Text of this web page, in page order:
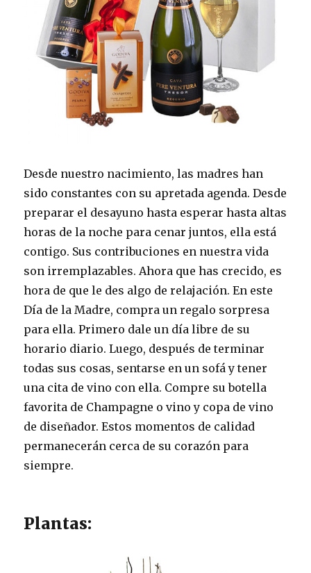
Desde nuestro nacimiento, las madres han
sido constantes con su apretada agenda. Desde
preparar el desayuno hasta esperar hasta altas
horas de la noche para cenar juntos, ella está
contigo. Sus contribuciones en nuestra vida
son irremplazables. Ahora que has crecido, es
hora de que le des algo de relajación. En este
Día de la Madre, compra un regalo sorpresa
para ella. Primero dale un día libre de su
horario diario. Luego, después de terminar
todas sus cosas, sentarse en un sofá y tener
una cita de vino con ella. Compre su botella
favorita de Champagne o vino y copa de vino
de diseñador. Estos momentos de calidad
permanecerán cerca de su corazón para
siempre.
Plantas: